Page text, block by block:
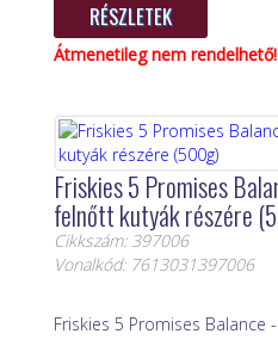
RÉSZLETEK
Átmenetileg nem rendelhető!
Friskies 5 Promises
felnőtt kutyák részére
Cikkszám: 397006
Vonalkód: 7613031397006
Friskies 5 Promises Balance